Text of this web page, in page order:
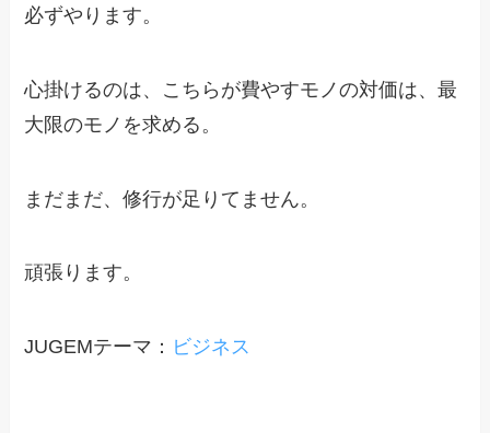
必ずやります。
心掛けるのは、こちらが費やすモノの対価は、最
大限のモノを求める。
まだまだ、修行が足りてません。
頑張ります。
JUGEMテーマ： ビジネス